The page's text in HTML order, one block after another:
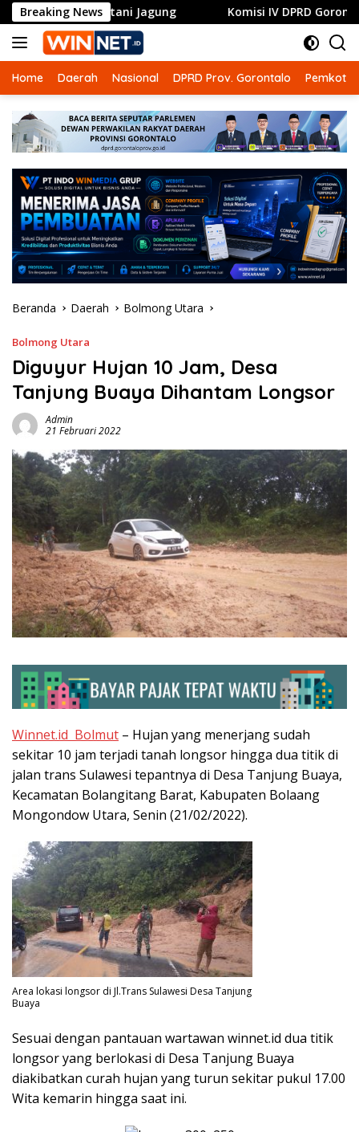
Langsung
ke
konten
Breaking News
Petani Jagung Komisi IV DPRD Gorontalo Dorong
Home Daerah Nasional DPRD Prov. Gorontalo Pemkot
Beranda Daerah Bolmong Utara
Bolmong Utara
Diguyur Hujan 10 Jam, Desa
Tanjung Buaya Dihantam Longsor
Admin
21 Februari 2022
Winnet.id Bolmut – Hujan yang menerjang sudah
sekitar 10 jam terjadi tanah longsor hingga dua titik di
jalan trans Sulawesi tepantnya di Desa Tanjung Buaya,
Kecamatan Bolangitang Barat, Kabupaten Bolaang
Mongondow Utara, Senin (21/02/2022).
Area lokasi longsor di Jl.Trans Sulawesi Desa Tanjung
Buaya
Sesuai dengan pantauan wartawan winnet.id dua titik
longsor yang berlokasi di Desa Tanjung Buaya
diakibatkan curah hujan yang turun sekitar pukul 17.00
Wita kemarin hingga saat ini.